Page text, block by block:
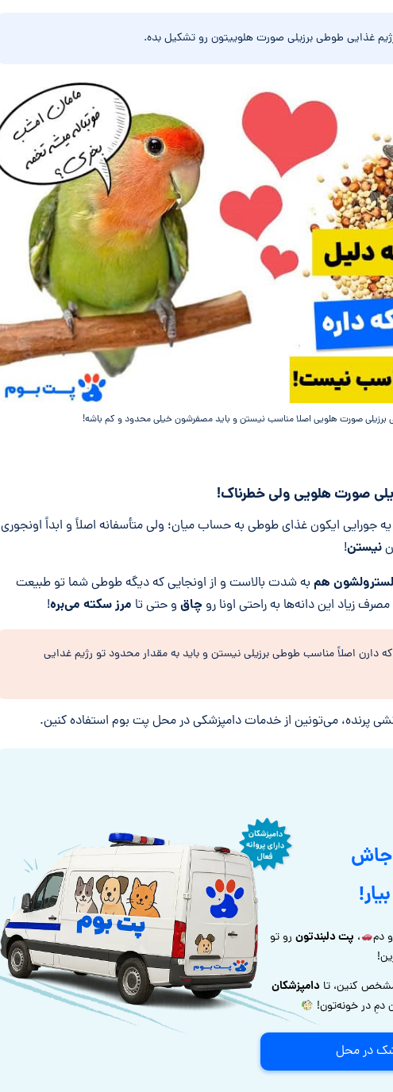
برزیلی صورت هلویی اصلا مناسب نیستن و باید مصفرشون خیلی محدود و کم باشه!
صورت هلویی ولی خطرناک!
جورایی ایکون غذای طوطی به حساب میان؛ ولی متأسفانه اصلاً و ابداً اونجوری
نیستن!
هم به شدت بالاست و از اونجایی که دیگه طوطی شما تو طبیعت
زیاد این دانه‌ها به راحتی اونا رو چاق و حتی تا مرز سکته می‌بره!
دارن اصلاً مناسب طوطی برزیلی نیستن و باید به مقدار محدود تو رژیم غدایی
پرنده، می‌تونین از خدمات دامپزشکی در محل پت بوم استفاده کنین.
جاش
دم ، پت دلبندتونرو تو
کنین، تا دامپزشکان
دمِ در خونه‌تون!
در محل